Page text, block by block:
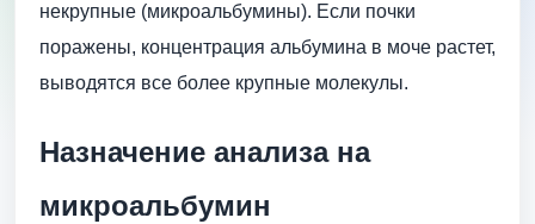
некрупные (микроальбумины). Если почки
поражены, концентрация альбумина в моче растет,
выводятся все более крупные молекулы.
Назначение анализа на
микроальбумин